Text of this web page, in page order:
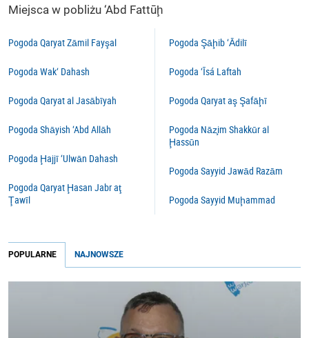
Miejsca w pobliżu ‘Abd Fattūḩ
Pogoda Qaryat Zāmil Fayşal
Pogoda Wak‘ Dahash
Pogoda Qaryat al Jasābīyah
Pogoda Shāyish ‘Abd Allāh
Pogoda Ḩajjī ‘Ulwān Dahash
Pogoda Qaryat Ḩasan Jabr aţ
Ţawīl
Pogoda Şāḩib ‘Ādilī
Pogoda ‘Īsá Laftah
Pogoda Qaryat aş Şafāḩī
Pogoda Nāz̧im Shakkūr al
Ḩassūn
Pogoda Sayyid Jawād Razām
Pogoda Sayyid Muḩammad
POPULARNE NAJNOWSZE